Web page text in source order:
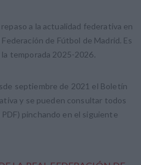
a la actualidad federativa en
de Fútbol de Madrid. Es
temporada 2025-2026.
septiembre de 2021 el Boletín
y se pueden consultar todos
pinchando en el siguiente